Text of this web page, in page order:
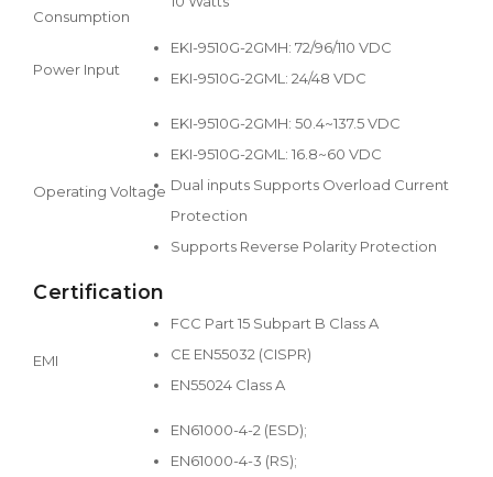
Consumption
Power Input
EKI-9510G-2GMH: 72/96/110 VDC
EKI-9510G-2GML: 24/48 VDC
Operating Voltage
EKI-9510G-2GMH: 50.4~137.5 VDC
EKI-9510G-2GML: 16.8~60 VDC
Dual inputs Supports Overload Current
Protection
Supports Reverse Polarity Protection
Certification
EMI
FCC Part 15 Subpart B Class A
CE EN55032 (CISPR)
EN55024 Class A
EN61000-4-2 (ESD);
EN61000-4-3 (RS);